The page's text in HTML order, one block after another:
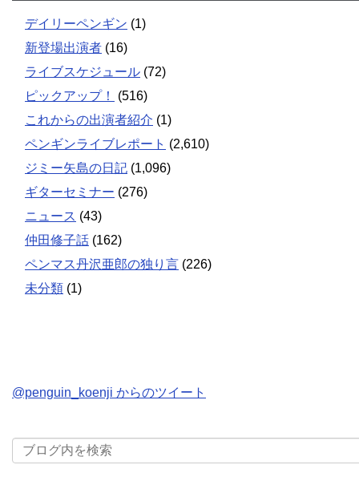
デイリーペンギン (1)
新登場出演者 (16)
ライブスケジュール (72)
ピックアップ！
(516)
これからの出演者紹介 (1)
ペンギンライブレポート (2,610)
ジミー矢島の日記 (1,096)
ギターセミナー (276)
ニュース (43)
仲田修子話 (162)
ペンマス丹沢亜郎の独り言 (226)
未分類 (1)
@penguin_koenji からのツイート